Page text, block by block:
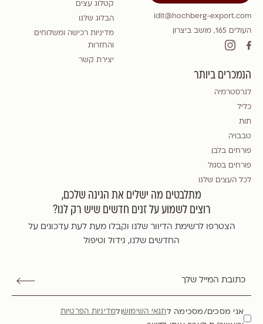
idit@hochberg-export.com
העולים 165, מושב ביצרון
קטלוג עצים
הבלוג שלנו
מדיניות רכישה ומשלוחים
והחזרות
יצירת קשר
הנמכרים ביותר
לגרסטרמיה
כליל
תות
טבבויה
פורחים בלבן
פורחים בסגול
לכל העצים שלנו
מתלבטים מה ישלים את הגינה שלכם,
רוצים לשמוע על זנים חדשים שיש רק לנו?
הצטרפו לרשימת הדיוור שלנו וקבלו מעת לעת עדכונים על
החדשים שלנו, גידול וטיפול
אני מסכים/מסכימה לתנאי השימושולמדיניות הפרטיות